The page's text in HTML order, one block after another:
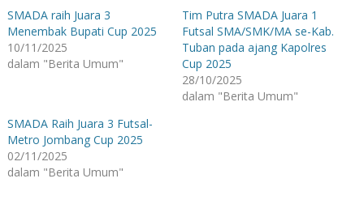
SMADA raih Juara 3
Menembak Bupati Cup 2025
10/11/2025
dalam "Berita Umum"
Tim Putra SMADA Juara 1
Futsal SMA/SMK/MA se-Kab.
Tuban pada ajang Kapolres
Cup 2025
28/10/2025
dalam "Berita Umum"
SMADA Raih Juara 3 Futsal-
Metro Jombang Cup 2025
02/11/2025
dalam "Berita Umum"